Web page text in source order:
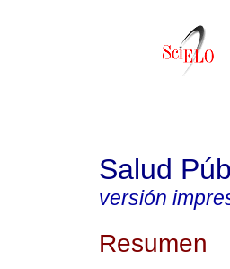
Salud
versión
Resumen